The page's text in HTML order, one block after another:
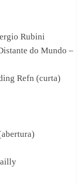
Rubini
do Mundo –
Refn (curta)